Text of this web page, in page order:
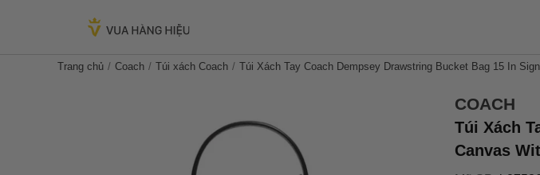
Trang chủ Coach Túi xách Coach Túi Xách Tay Coach Dempsey Drawstring Bucket Bag 15 In
COACH
Túi Xách
Canvas